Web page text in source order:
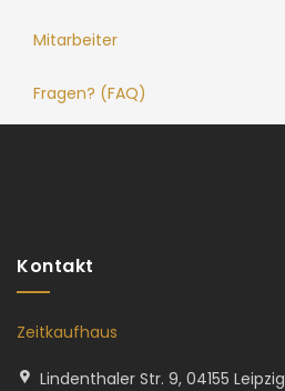
Mitarbeiter
Fragen? (FAQ)
Kontakt
Zeitkaufhaus
Lindenthaler Str. 9, 04155 Leipzig